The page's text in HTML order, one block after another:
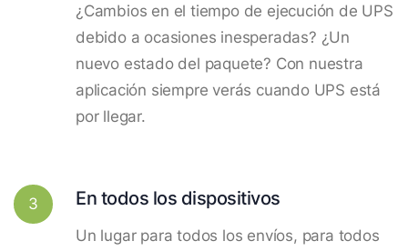
¿Cambios en el tiempo de ejecución de UPS
debido a ocasiones inesperadas? ¿Un
nuevo estado del paquete? Con nuestra
aplicación siempre verás cuando UPS está
por llegar.
3 En todos los dispositivos
Un lugar para todos los envíos, para todos